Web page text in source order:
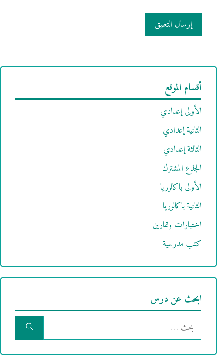
أقسام الموقع
الأولى إعدادي
الثانية إعدادي
الثالثة إعدادي
الجذع المشترك
الأولى باكالوريا
الثانية باكالوريا
اختبارات وتمارين
كتب مدرسية
ابحث عن درس
البحث
عن: